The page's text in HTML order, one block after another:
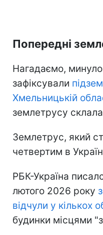
Попередні
Нагадаємо,
зафіксували
Хмельницькій
землетрусу
Землетрус, який
четвертим в
РБК-Україна
лютого 2026 року
відчули у кількох
будинки місцями